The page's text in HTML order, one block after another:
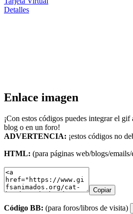
Detalles
Enlace imagen
¡Con estos códigos puedes integrar el
blog o en un foro!
ADVERTENCIA: ¡estos códigos no
HTML: (para páginas web/blogs/emails/
Copiar
Código BB: (para foros/libros de visita)